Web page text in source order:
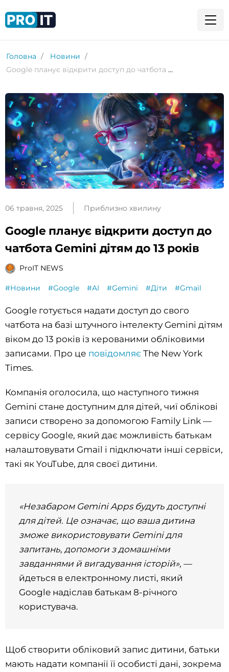
Головна
Новини
Google планує відкрити доступ до чатбота Gemini дітям до 13 років
06 травня, 2025 Приблизно хвилину
Google планує відкрити доступ до
чатбота Gemini дітям до 13 років
ProIT NEWS
#Новини #Google #AI #Gemini #Діти #Gmail
Google готується надати доступ до свого
чатбота на базі штучного інтелекту Gemini дітям
віком до 13 років із керованими обліковими
записами. Про це повідомляє The New York
Times.
Компанія оголосила, що наступного тижня
Gemini стане доступним для дітей, чиї облікові
записи створено за допомогою Family Link —
сервісу Google, який дає можливість батькам
налаштовувати Gmail і підключати інші сервіси,
такі як YouTube, для своєї дитини.
«Незабаром Gemini Apps будуть доступні
для дітей. Це означає, що ваша дитина
зможе використовувати Gemini для
запитань, допомоги з домашніми
завданнями й вигадування історій», —
йдеться в електронному листі, який
Google надіслав батькам 8-річного
користувача.
Щоб створити обліковий запис дитини, батьки
мають надати компанії її особисті дані, зокрема